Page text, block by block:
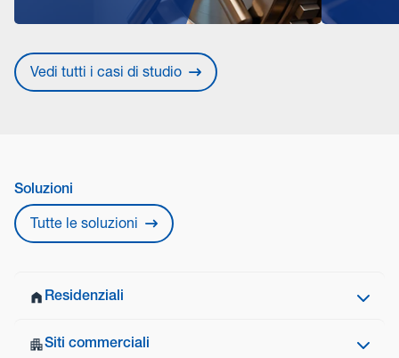
Vedi tutti i casi di studio
Soluzioni
Tutte le soluzioni
Residenziali
La protezione di casa dalle intrusioni inizia da fuori
Siti commerciali